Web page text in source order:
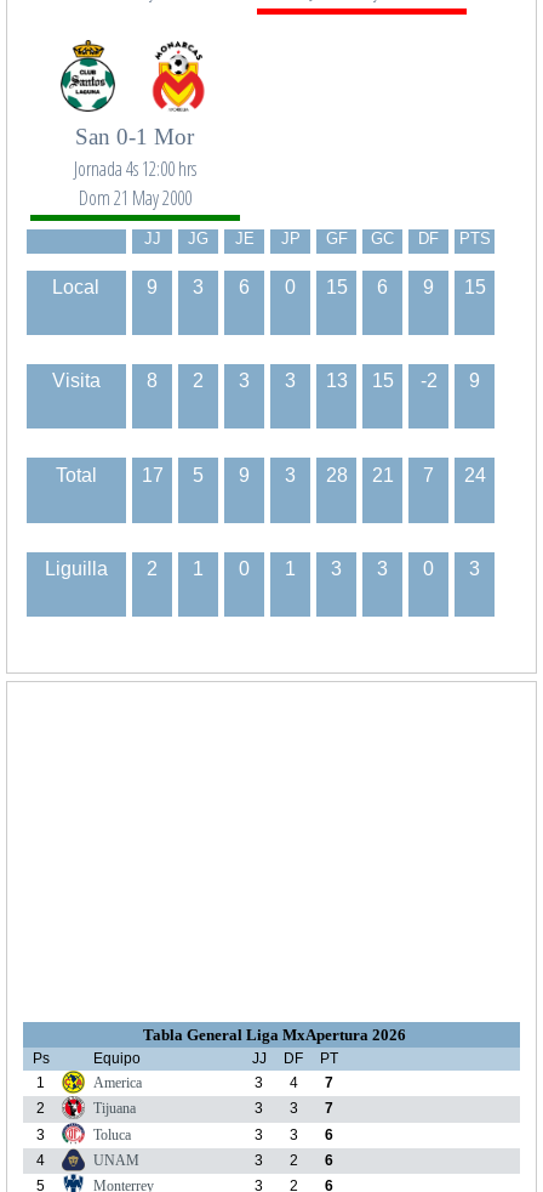
San 0-1 Mor
Jornada 4s 12:00 hrs
Dom 21 May 2000
JJ JG JE JP GF GC DF PTS
Local 9 3 6 0 15 6 9 15
Visita 8 2 3 3 13 15 -2 9
Total 17 5 9 3 28 21 7 24
Liguilla 2 1 0 1 3 3 0 3
Tabla General Liga MxApertura 2026
Ps Equipo JJ DF
PT
1
America 3 4
7
2
Tijuana 3 3
7
3
Toluca 3 3
6
4
UNAM 3 2
6
5
Monterrey 3 2 6